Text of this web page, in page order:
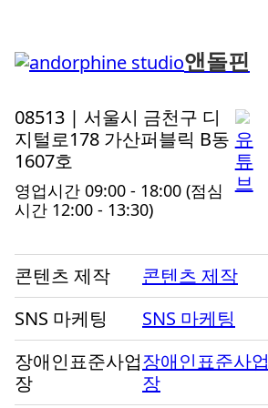
앤돌핀
08513 | 서울시 금천구 디
지털로178 가산퍼블릭 B동
1607호
영업시간 09:00 - 18:00 (점심
시간 12:00 - 13:30)
유
튜
브
콘텐츠 제작 콘텐츠 제작
SNS 마케팅
SNS 마케팅
장애인표준사업
장
장애인표준사업
장